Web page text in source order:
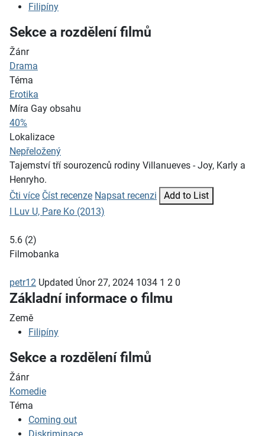
Filipíny
Sekce a rozdělení filmů
Žánr
Drama
Téma
Erotika
Míra Gay obsahu
40%
Lokalizace
Nepřeložený
Tajemství tří sourozenců rodiny Villanueves - Joy, Karly a
Henryho.
Čti více Číst recenze Napsat recenzi
Add to List
I Luv U, Pare Ko (2013)
5.6 (2)
Filmobanka
petr12 Updated Únor 27, 2024 1034 1 2 0
Základní informace o filmu
Země
Filipíny
Sekce a rozdělení filmů
Žánr
Komedie
Téma
Coming out